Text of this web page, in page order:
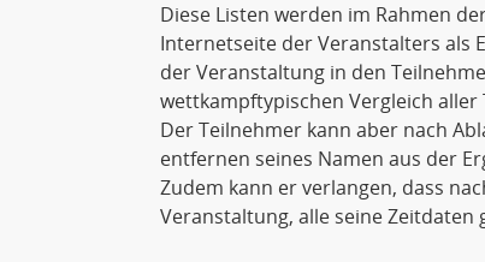
Diese Listen werden im Rahmen
Internetseite der Veranstalters als
der Veranstaltung in den
wettkampftypischen Vergleich
Der Teilnehmer kann aber nach
entfernen seines Namen aus der
Zudem kann er verlangen, dass
Veranstaltung, alle seine Zeitdaten